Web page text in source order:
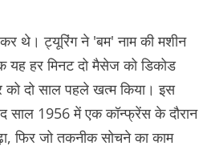
थे। ट्यूरिंग ने 'बम' नाम की मशीन
हर मिनट दो मैसेज को डिकोड
को दो साल पहले खत्म किया। इस
साल 1956 में एक कॉन्फ्रेंस के दौरान
फिर जो तकनीक सोचने का काम